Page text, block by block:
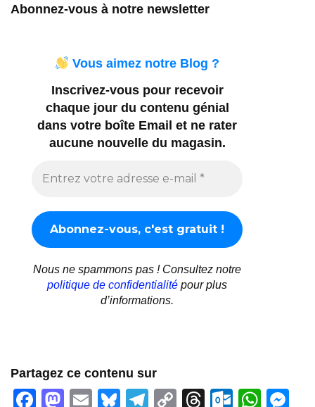
Abonnez-vous à notre newsletter
Vous aimez notre Blog ?
Inscrivez-vous pour recevoir
chaque jour du contenu génial
dans votre boîte Email et ne rater
aucune nouvelle du magasin.
Nous ne spammons pas ! Consultez notre
politique de confidentialité pour plus
d’informations.
Partagez ce contenu sur
F
M
E
Bl
T
C
T
O
W